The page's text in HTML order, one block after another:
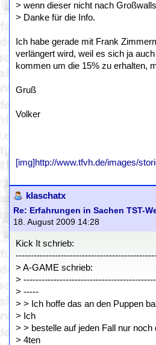
> wenn dieser nicht nach
> Danke für die Info.
Ich habe gerade mit Frank
verlängert wird, weil es sich ja
kommen um die 15% zu erhalten,
Gruß
Volker
[img]http://www.tfvh.de/images/
klaschatx
Re: Erfahrungen in Sachen TST-
18. August 2009 14:28
Kick It schrieb:
> A-GAME schrieb:
>
> -----
> > Ich hoffe das an den Puppen
> Ich
> > bestelle auf jeden Fall nur noch
> 4ten